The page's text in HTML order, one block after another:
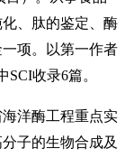
、肽的鉴定、酶
项。以第一作者
收录6篇。
洋酶工程重点实
子的生物合成及